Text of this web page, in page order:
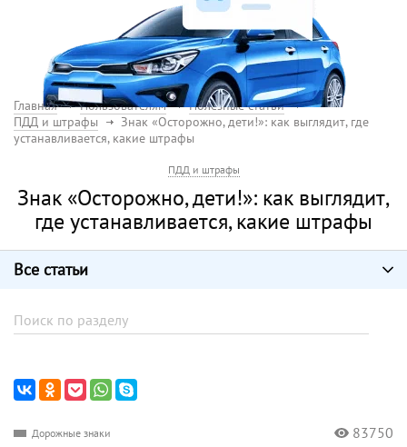
Главная Пользователям
Полезные статьи
ПДД и штрафы
Знак «Осторожно, дети!»: как выглядит, где
устанавливается, какие штрафы
ПДД и штрафы
Знак «Осторожно, дети!»: как выглядит,
где устанавливается, какие штрафы
Все статьи
Дорожные знаки 83750